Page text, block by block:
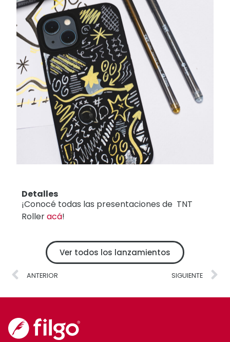
Detalles
¡Conocé todas las presentaciones de TNT
Rolleracá!
Ver todos los lanzamientos
ANTERIOR SIGUIENTE